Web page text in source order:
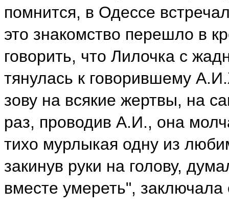
помнится, в Одессе
это знакомство перешло в
говорить, что Лилочка с
тянулась к говорившему
зову на всякие жертвы, на
раз, проводив А.И., она
тихо мурлыкая одну из
закинув руки на голову,
вместе умереть",